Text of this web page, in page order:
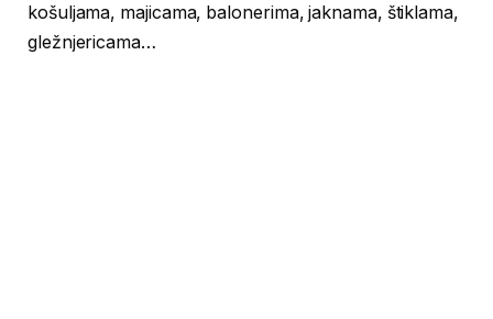
košuljama, majicama, balonerima, jaknama, štiklama,
gležnjericama…